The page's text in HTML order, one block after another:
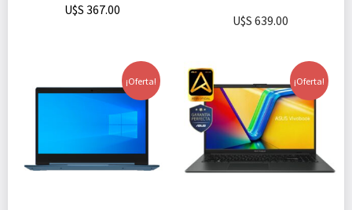
U$S 367.00
U$S 639.00
¡Oferta! ¡Oferta!